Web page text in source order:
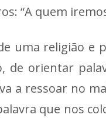
“A quem
uma religião e
de orientar
a ressoar no
que nos